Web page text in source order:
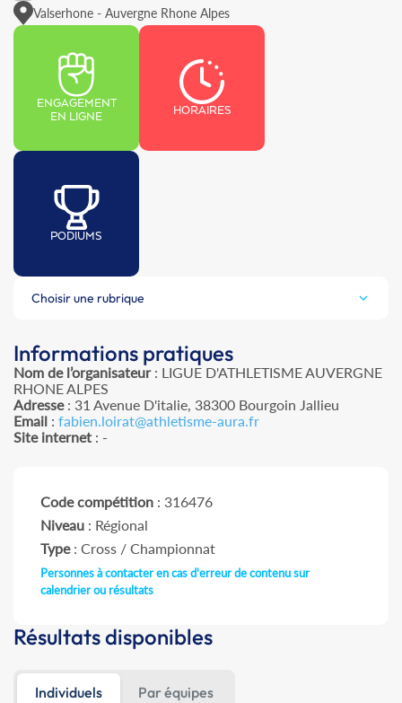
Valserhone - Auvergne Rhone Alpes
ENGAGEMENT
EN LIGNE
HORAIRES
PODIUMS
Choisir une rubrique
Informations pratiques
Nom de l’organisateur: LIGUE D'ATHLETISME AUVERGNE
RHONE ALPES
Adresse: 31 Avenue D'italie, 38300 Bourgoin Jallieu
Email : fabien.loirat@athletisme-aura.fr
Site internet : -
Code compétition : 316476
Niveau : Régional
Type: Cross / Championnat
Personnes à contacter en cas d'erreur de contenu sur
calendrier ou résultats
Résultats disponibles
Individuels Par équipes